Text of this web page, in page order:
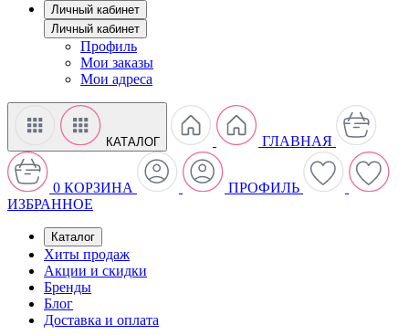
Личный кабинет
Личный кабинет
Профиль
Мои заказы
Мои адреса
КАТАЛОГ ГЛАВНАЯ
0 КОРЗИНА
ПРОФИЛЬ
ИЗБРАННОЕ
Каталог
Хиты продаж
Акции и скидки
Бренды
Блог
Доставка и оплата